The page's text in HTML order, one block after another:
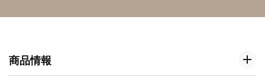
商品情報